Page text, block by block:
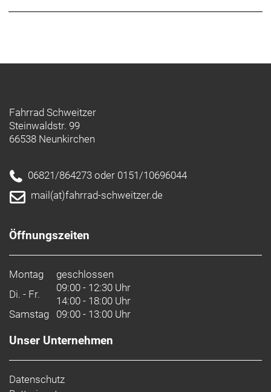
Fahrrad Schweitzer
Steinwaldstr. 99
66538 Neunkirchen
06821/864273 oder 0151/10696044
mail(at)fahrrad-schweitzer.de
Öffnungszeiten
Montag
geschlossen
Di. - Fr.
09:00 - 12:30 Uhr
14:00 - 18:00 Uhr
Samstag 09:00 - 13:00 Uhr
Unser Unternehmen
Datenschutz